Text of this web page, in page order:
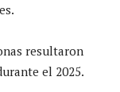
resultaron
el 2025.